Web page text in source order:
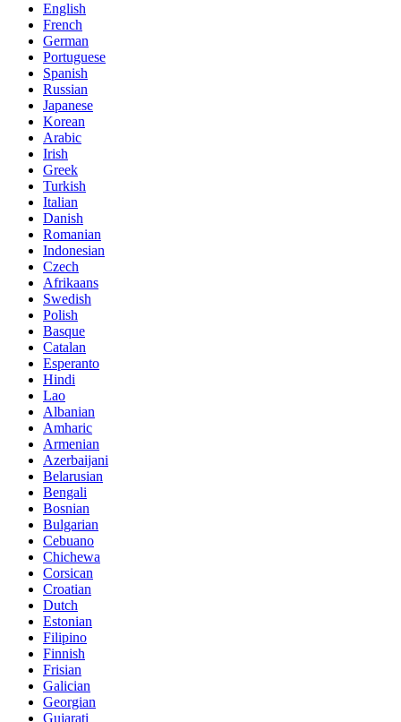
English
French
German
Portuguese
Spanish
Russian
Japanese
Korean
Arabic
Irish
Greek
Turkish
Italian
Danish
Romanian
Indonesian
Czech
Afrikaans
Swedish
Polish
Basque
Catalan
Esperanto
Hindi
Lao
Albanian
Amharic
Armenian
Azerbaijani
Belarusian
Bengali
Bosnian
Bulgarian
Cebuano
Chichewa
Corsican
Croatian
Dutch
Estonian
Filipino
Finnish
Frisian
Galician
Georgian
Gujarati